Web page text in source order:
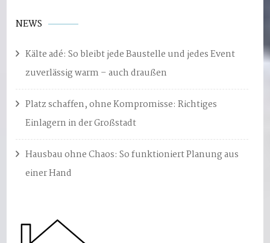
NEWS
Kälte adé: So bleibt jede Baustelle und jedes Event
zuverlässig warm – auch draußen
Platz schaffen, ohne Kompromisse: Richtiges
Einlagern in der Großstadt
Hausbau ohne Chaos: So funktioniert Planung aus
einer Hand